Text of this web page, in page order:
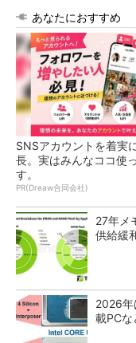
あなたにおすすめ
SNSアカウントを着実
長。実はみんなココ使
す。
PR(Dreaw合同会社)
27年メ
供給緩
2026年
載PCな